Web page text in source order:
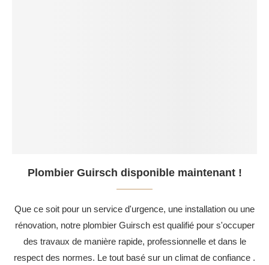
Plombier Guirsch disponible maintenant !
Que ce soit pour un service d'urgence, une installation ou une
rénovation, notre plombier Guirsch est qualifié pour s'occuper
des travaux de manière rapide, professionnelle et dans le
respect des normes. Le tout basé sur un climat de confiance .